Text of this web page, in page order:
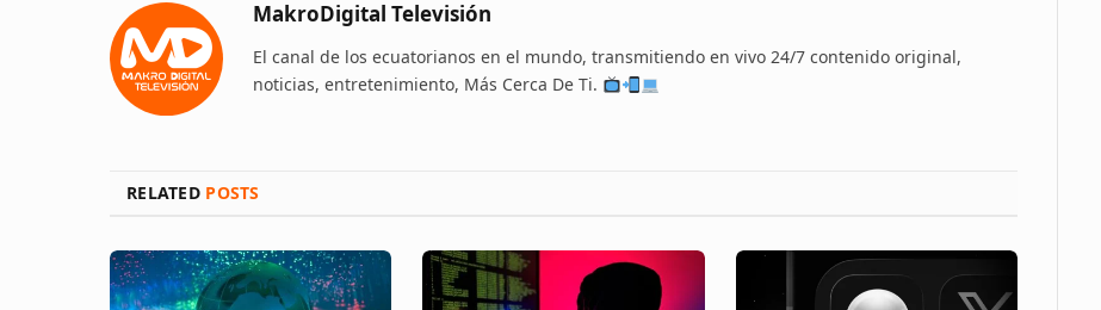
MakroDigital Televisión
El canal de los ecuatorianos en el mundo, transmitiendo en vivo 24/7 contenido original,
noticias, entretenimiento, Más Cerca De Ti.
RELATED POSTS